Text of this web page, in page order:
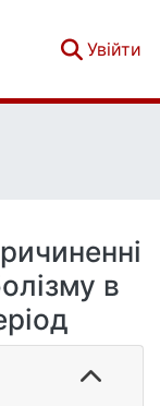
Увійти
в